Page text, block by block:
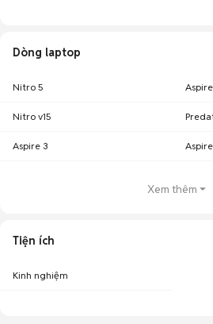
Dòng laptop
Nitro 5
Nitro v15
Aspire 3
Xem thêm
Tiện ích
Kinh nghiệm